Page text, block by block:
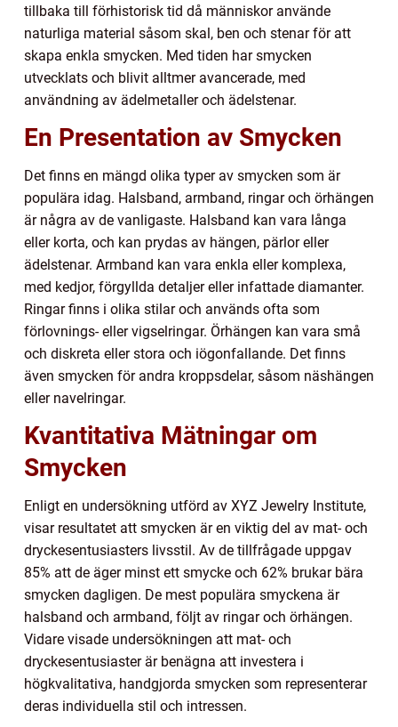
tillbaka till förhistorisk tid då människor använde
naturliga material såsom skal, ben och stenar för att
skapa enkla smycken. Med tiden har smycken
utvecklats och blivit alltmer avancerade, med
användning av ädelmetaller och ädelstenar.
En Presentation av Smycken
Det finns en mängd olika typer av smycken som är
populära idag. Halsband, armband, ringar och örhängen
är några av de vanligaste. Halsband kan vara långa
eller korta, och kan prydas av hängen, pärlor eller
ädelstenar. Armband kan vara enkla eller komplexa,
med kedjor, förgyllda detaljer eller infattade diamanter.
Ringar finns i olika stilar och används ofta som
förlovnings- eller vigselringar. Örhängen kan vara små
och diskreta eller stora och iögonfallande. Det finns
även smycken för andra kroppsdelar, såsom näshängen
eller navelringar.
Kvantitativa Mätningar om
Smycken
Enligt en undersökning utförd av XYZ Jewelry Institute,
visar resultatet att smycken är en viktig del av mat- och
dryckesentusiasters livsstil. Av de tillfrågade uppgav
85% att de äger minst ett smycke och 62% brukar bära
smycken dagligen. De mest populära smyckena är
halsband och armband, följt av ringar och örhängen.
Vidare visade undersökningen att mat- och
dryckesentusiaster är benägna att investera i
högkvalitativa, handgjorda smycken som representerar
deras individuella stil och intressen.